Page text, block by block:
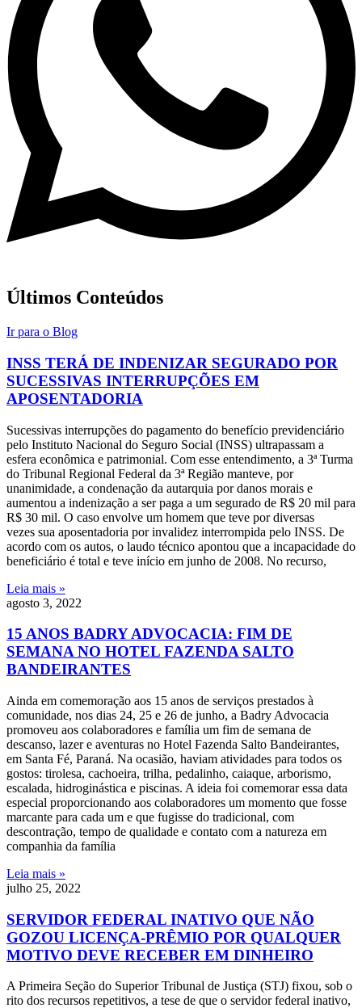
Últimos Conteúdos
Ir para o Blog
INSS TERÁ DE INDENIZAR SEGURADO POR
SUCESSIVAS INTERRUPÇÕES EM
APOSENTADORIA
Sucessivas interrupções do pagamento do benefício previdenciário
pelo Instituto Nacional do Seguro Social (INSS) ultrapassam a
esfera econômica e patrimonial. Com esse entendimento, a 3ª Turma
do Tribunal Regional Federal da 3ª Região manteve, por
unanimidade, a condenação da autarquia por danos morais e
aumentou a indenização a ser paga a um segurado de R$ 20 mil para
R$ 30 mil. O caso envolve um homem que teve por diversas
vezes sua aposentadoria por invalidez interrompida pelo INSS. De
acordo com os autos, o laudo técnico apontou que a incapacidade do
beneficiário é total e teve início em junho de 2008. No recurso,
Leia mais »
agosto 3, 2022
15 ANOS BADRY ADVOCACIA: FIM DE
SEMANA NO HOTEL FAZENDA SALTO
BANDEIRANTES
Ainda em comemoração aos 15 anos de serviços prestados à
comunidade, nos dias 24, 25 e 26 de junho, a Badry Advocacia
promoveu aos colaboradores e família um fim de semana de
descanso, lazer e aventuras no Hotel Fazenda Salto Bandeirantes,
em Santa Fé, Paraná. Na ocasião, haviam atividades para todos os
gostos: tirolesa, cachoeira, trilha, pedalinho, caiaque, arborismo,
escalada, hidroginástica e piscinas. A ideia foi comemorar essa data
especial proporcionando aos colaboradores um momento que fosse
marcante para cada um e que fugisse do tradicional, com
descontração, tempo de qualidade e contato com a natureza em
companhia da família
Leia mais »
julho 25, 2022
SERVIDOR FEDERAL INATIVO QUE NÃO
GOZOU LICENÇA-PRÊMIO POR QUALQUER
MOTIVO DEVE RECEBER EM DINHEIRO
A Primeira Seção do Superior Tribunal de Justiça (STJ) fixou, sob o
rito dos recursos repetitivos, a tese de que o servidor federal inativo,